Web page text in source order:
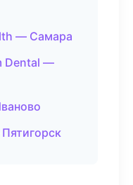
— Самара
Dental —